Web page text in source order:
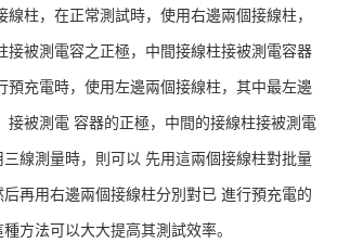
柱，在正常測試時，使用右邊兩個接線柱，
接被測電容之正極，中間接線柱接被測電容器
預充電時，使用左邊兩個接線柱，其中最左邊
接被測電 容器的正極，中間的接線柱接被測電
線測量時，則可以 先用這兩個接線柱對批量
再用右邊兩個接線柱分別對已 進行預充電的
方法可以大大提高其測試效率。